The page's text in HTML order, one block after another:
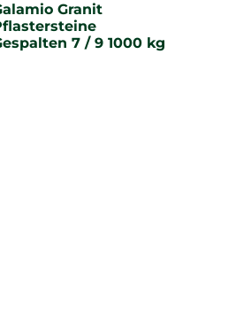
Granit
7 / 9 1000 kg